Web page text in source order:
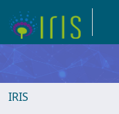
IRIS